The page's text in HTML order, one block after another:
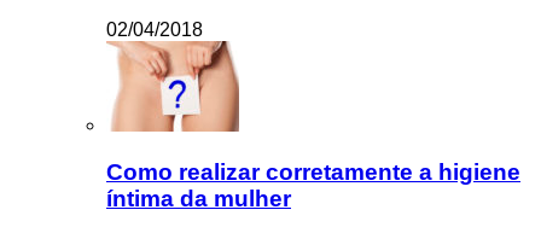
02/04/2018
Como realizar corretamente a higiene
íntima da mulher